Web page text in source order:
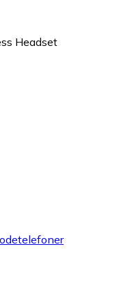
Headset